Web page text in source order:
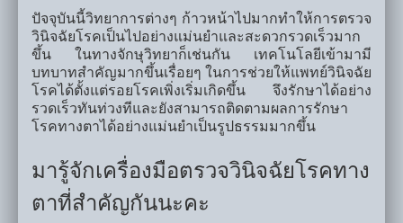
ปัจจุบันนี้วิทยาการต่างๆ ก้าวหน้าไปมากทำให้การตรวจ
วินิจฉัยโรคเป็นไปอย่างแม่นยำและสะดวกรวดเร็วมาก
ขึ้น ในทางจักษุวิทยาก็เช่นกัน เทคโนโลยีเข้ามามี
บทบาทสำคัญมากขึ้นเรื่อยๆ ในการช่วยให้แพทย์วินิจฉัย
โรคได้ตั้งแต่รอยโรคเพิ่งเริ่มเกิดขึ้น จึงรักษาได้อย่าง
รวดเร็วทันท่วงทีและยังสามารถติดตามผลการรักษา
โรคทางตาได้อย่างแม่นยำเป็นรูปธรรมมากขึ้น
มารู้จักเครื่องมือตรวจวินิจฉัยโรคทาง
ตาที่สำคัญกันนะคะ